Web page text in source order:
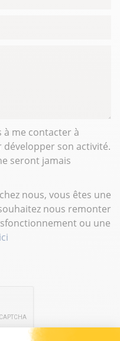
à me contacter à
son activité.
seront jamais
nous, vous êtes une
nous remonter
ou une